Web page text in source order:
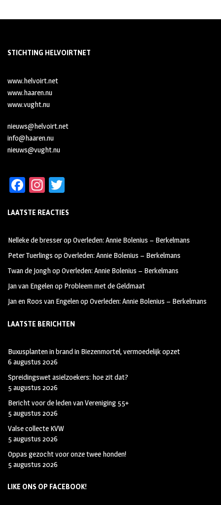
STICHTING HELVOIRTNET
www.helvoirt.net
www.haaren.nu
www.vught.nu
nieuws@helvoirt.net
info@haaren.nu
nieuws@vught.nu
Fa
b
oo
k
In
ag
m
tt
LAATSTE REACTIES
Nelleke de bresseropOverleden: Annie Bolenius – Berkelmans
Peter Tuerlings opOverleden: Annie Bolenius – Berkelmans
Twan de JonghopOverleden: Annie Bolenius – Berkelmans
Jan van Engelenop Probleem met de Geldmaat
Jan en Roos van EngelenopOverleden: Annie Bolenius – Berkelmans
LAATSTE BERICHTEN
Buxusplanten in brand in Biezenmortel, vermoedelijk opzet
6 augustus 2026
Spreidingswet asielzoekers: hoe zit dat?
5 augustus 2026
Bericht voor de leden van Vereniging 55+
5 augustus 2026
Valse collecte KVW
5 augustus 2026
Oppas gezocht voor onze twee honden!
5 augustus 2026
LIKE ONS OP FACEBOOK!